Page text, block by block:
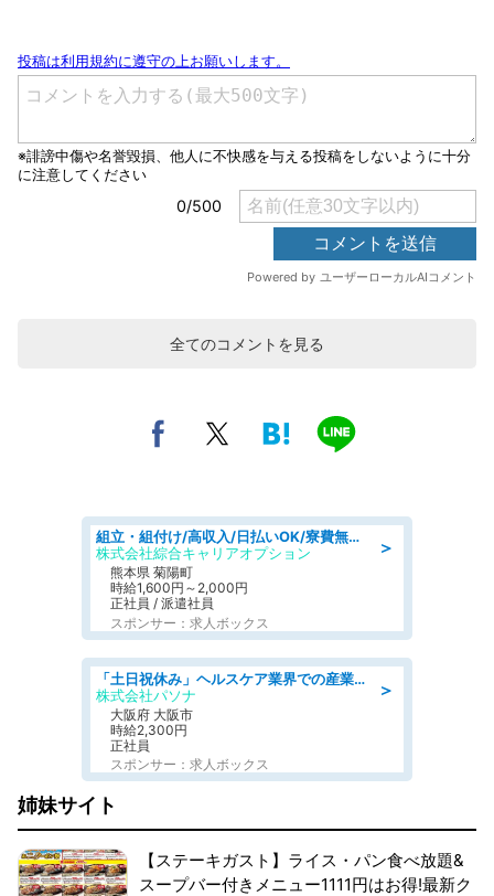
全てのコメントを見る
＞
組立・組付け/高収入/日払いOK/寮費無料/交替制/20・30・40代活躍中
株式会社綜合キャリアオプション
熊本県 菊陽町
時給1,600円～2,000円
正社員 / 派遣社員
スポンサー：求人ボックス
＞
「土日祝休み」ヘルスケア業界での産業保健師業務/看護師/高時給/要資格:正看護師
株式会社パソナ
大阪府 大阪市
時給2,300円
正社員
スポンサー：求人ボックス
姉妹サイト
【ステーキガスト】ライス・パン食べ放題&
スープバー付きメニュー1111円はお得!最新ク